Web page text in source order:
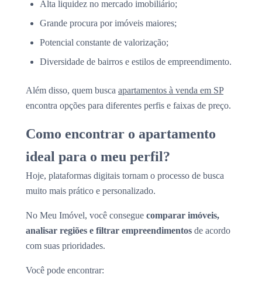
Alta liquidez no mercado imobiliário;
Grande procura por imóveis maiores;
Potencial constante de valorização;
Diversidade de bairros e estilos de empreendimento.
Além disso, quem busca apartamentos à venda em SP
encontra opções para diferentes perfis e faixas de preço.
Como encontrar o apartamento
ideal para o meu perfil?
Hoje, plataformas digitais tornam o processo de busca
muito mais prático e personalizado.
No Meu Imóvel, você consegue comparar imóveis,
analisar regiões e filtrar empreendimentos de acordo
com suas prioridades.
Você pode encontrar: